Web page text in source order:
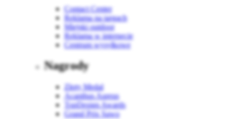
Contact Center
Reklama na targach
Miejski outdoor
Reklama w internecie
Centrum wysyłkowe
Nagrody
Złoty Medal
Acanthus Aureus
TopDesign Awards
Grand Prix Sawo